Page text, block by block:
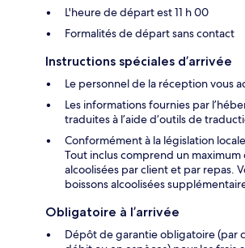
L'heure de départ est 11 h 00
Formalités de départ sans contact
Instructions spéciales d’arrivée
Le personnel de la réception vous
Les informations fournies par
traduites à l’aide d’outils de
Conformément à la législation
Tout inclus comprend un maximum
alcoolisées par client et par repas.
boissons alcoolisées
Obligatoire à l’arrivée
Dépôt de garantie obligatoire (par